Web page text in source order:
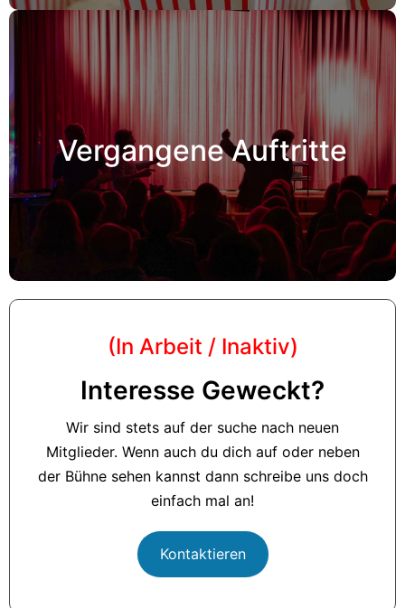
Vergangene Auftritte
Vergangene Auftritte
Hier erhalten Sie eine Übersicht Unserer
vergangenen Auftritte
Hier klicken
(In Arbeit / Inaktiv)
Interesse Geweckt?
Wir sind stets auf der suche nach neuen
Mitglieder. Wenn auch du dich auf oder neben
der Bühne sehen kannst dann schreibe uns doch
einfach mal an!
Kontaktieren